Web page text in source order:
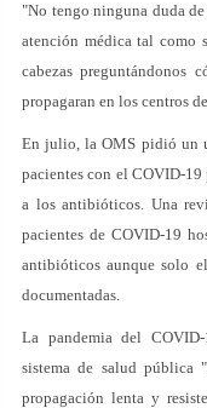
"No tengo ninguna duda
atención médica tal como
cabezas preguntándonos
propagaran en los centros
En julio, la OMS pidió un
pacientes con el COVID-19
a los antibióticos. Una
pacientes de COVID-19
antibióticos aunque solo
documentadas.
La pandemia del
sistema de salud pública
propagación lenta y